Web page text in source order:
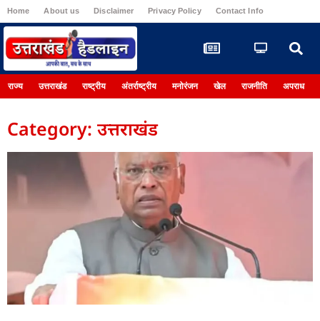
Home About us Disclaimer Privacy Policy Contact Info
राज्य उत्तराखंड राष्ट्रीय अंतर्राष्ट्रीय मनोरंजन खेल राजनीति अपराध
Category: उत्तराखंड